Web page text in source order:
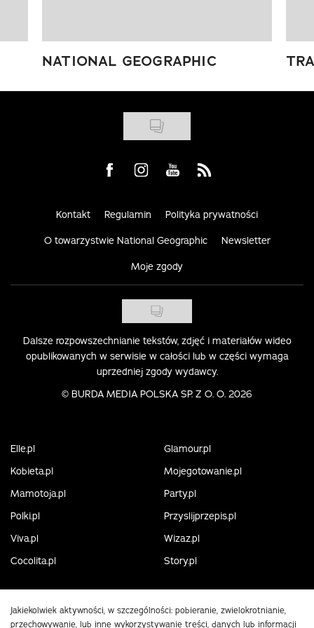
NATIONAL GEOGRAPHIC
Visit us on Facebook
Visit us on Instagram
Visit us on Youtube
Visit us on Rss
Kontakt Regulamin Polityka prywatności
O towarzystwie National Geographic Newsletter
Moje zgody
Dalsze rozpowszechnianie tekstów, zdjęć i materiałów wideo
opublikowanych w serwisie w całości lub w części wymaga
uprzedniej zgody wydawcy.
© BURDA MEDIA POLSKA SP. Z O. O. 2026
Elle.pl
Glamour.pl
Kobieta.pl
Mojegotowanie.pl
Mamotoja.pl
Party.pl
Polki.pl
Przyslijprzepis.pl
Viva.pl
Wizaz.pl
Cocolita.pl
Story.pl
Jakiekolwiek aktywności, w szczególności: pobieranie, zwielokrotnianie,
przechowywanie, lub inne wykorzystywanie treści, danych lub informacji